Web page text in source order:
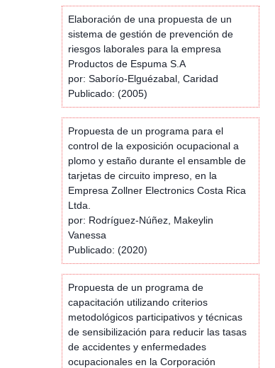
Elaboración de una propuesta de un
sistema de gestión de prevención de
riesgos laborales para la empresa
Productos de Espuma S.A
por: Saborío-Elguézabal, Caridad
Publicado: (2005)
Propuesta de un programa para el
control de la exposición ocupacional a
plomo y estaño durante el ensamble de
tarjetas de circuito impreso, en la
Empresa Zollner Electronics Costa Rica
Ltda.
por: Rodríguez-Núñez, Makeylin
Vanessa
Publicado: (2020)
Propuesta de un programa de
capacitación utilizando criterios
metodológicos participativos y técnicas
de sensibilización para reducir las tasas
de accidentes y enfermedades
ocupacionales en la Corporación